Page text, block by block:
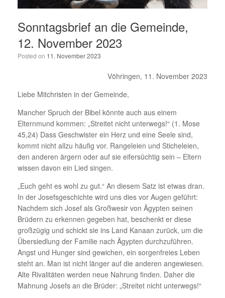
Sonntagsbrief an die Gemeinde,
12. November 2023
Posted on 11. November 2023
Vöhringen, 11. November 2023
Liebe Mitchristen in der Gemeinde,
Mancher Spruch der Bibel könnte auch aus einem
Elternmund kommen: „Streitet nicht unterwegs!“ (1. Mose
45,24) Dass Geschwister ein Herz und eine Seele sind,
kommt nicht allzu häufig vor. Rangeleien und Sticheleien,
den anderen ärgern oder auf sie eifersüchtig sein – Eltern
wissen davon ein Lied singen.
„Euch geht es wohl zu gut.“ An diesem Satz ist etwas dran.
In der Josefsgeschichte wird uns dies vor Augen geführt:
Nachdem sich Josef als Großwesir von Ägypten seinen
Brüdern zu erkennen gegeben hat, beschenkt er diese
großzügig und schickt sie ins Land Kanaan zurück, um die
Übersiedlung der Familie nach Ägypten durchzuführen.
Angst und Hunger sind gewichen, ein sorgenfreies Leben
steht an. Man ist nicht länger auf die anderen angewiesen.
Alte Rivalitäten werden neue Nahrung finden. Daher die
Mahnung Josefs an die Brüder: „Streitet nicht unterwegs!“